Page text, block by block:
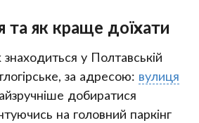
та як краще доїхати
у Полтавській
за адресою: вулиця
добиратися
на головний паркінг